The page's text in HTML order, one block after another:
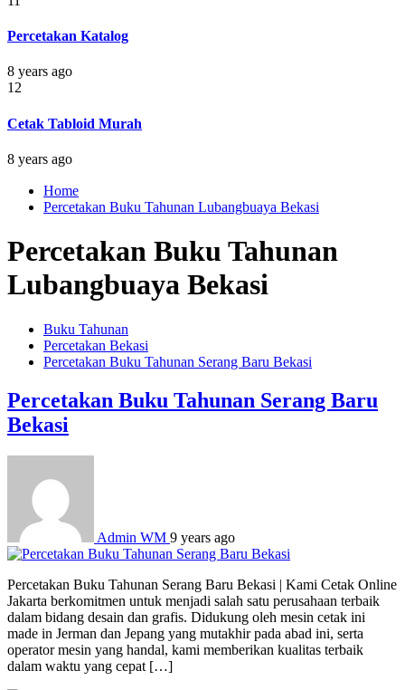
Percetakan Katalog
8 years ago
12
Cetak Tabloid Murah
8 years ago
Home
Percetakan Buku Tahunan Lubangbuaya Bekasi
Percetakan Buku Tahunan
Lubangbuaya Bekasi
Buku Tahunan
Percetakan Bekasi
Percetakan Buku Tahunan Serang Baru Bekasi
Percetakan Buku Tahunan Serang Baru
Bekasi
Admin WM 9 years ago
Percetakan Buku Tahunan Serang Baru Bekasi | Kami Cetak Online
Jakarta berkomitmen untuk menjadi salah satu perusahaan terbaik
dalam bidang desain dan grafis. Didukung oleh mesin cetak ini
made in Jerman dan Jepang yang mutakhir pada abad ini, serta
operator mesin yang handal, kami memberikan kualitas terbaik
dalam waktu yang cepat […]